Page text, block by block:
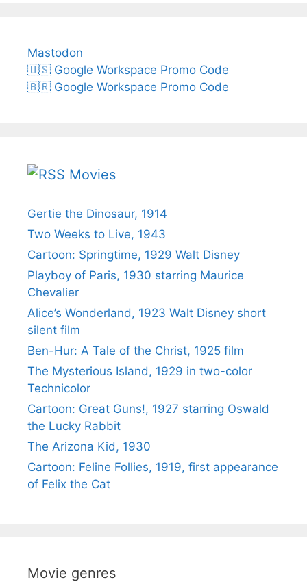
Mastodon
🇺🇸 Google Workspace Promo Code
🇧🇷 Google Workspace Promo Code
Movies
Gertie the Dinosaur, 1914
Two Weeks to Live, 1943
Cartoon: Springtime, 1929 Walt Disney
Playboy of Paris, 1930 starring Maurice
Chevalier
Alice’s Wonderland, 1923 Walt Disney short
silent film
Ben-Hur: A Tale of the Christ, 1925 film
The Mysterious Island, 1929 in two-color
Technicolor
Cartoon: Great Guns!, 1927 starring Oswald
the Lucky Rabbit
The Arizona Kid, 1930
Cartoon: Feline Follies, 1919, first appearance
of Felix the Cat
Movie genres